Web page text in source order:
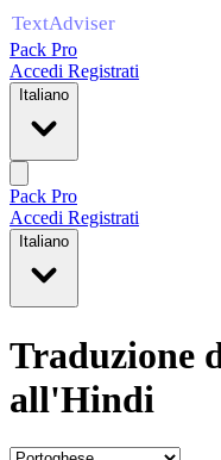
Pack Pro
Accedi Registrati
Italiano
Pack Pro
Accedi Registrati
Italiano
Traduzione
all'Hindi